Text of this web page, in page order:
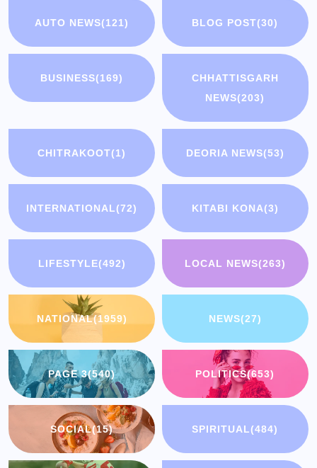
AUTO NEWS(121) BLOG POST(30)
BUSINESS(169)
CHHATTISGARH
NEWS(203)
CHITRAKOOT(1) DEORIA NEWS(53)
INTERNATIONAL(72) KITABI KONA(3)
LIFESTYLE(492) LOCAL NEWS(263)
NATIONAL(1959) NEWS(27)
PAGE 3(540) POLITICS(653)
SOCIAL(15) SPIRITUAL(484)